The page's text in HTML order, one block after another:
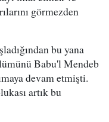
görmezden
bu yana
Babu'l Mendeb
devam etmişti.
artık bu